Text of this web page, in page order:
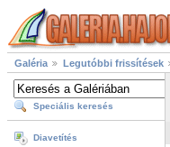
Galéria Legutóbbi frissítések
Speciális keresés
Diavetítés